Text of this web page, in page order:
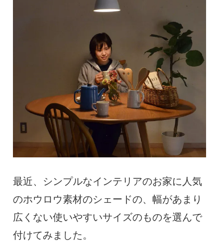
最近、シンプルなインテリアのお家に人気
のホウロウ素材のシェードの、幅があまり
広くない使いやすいサイズのものを選んで
付けてみました。